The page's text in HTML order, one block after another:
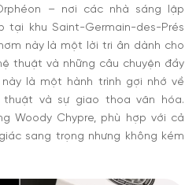
– nơi các nhà sáng lập
tại khu Saint-Germain-des-Prés
này là một lời tri ân dành cho
thuật và những câu chuyện đầy
là một hành trình gợi nhớ về
và sự giao thoa văn hóa.
Woody Chypre, phù hợp với cả
sang trọng nhưng không kém